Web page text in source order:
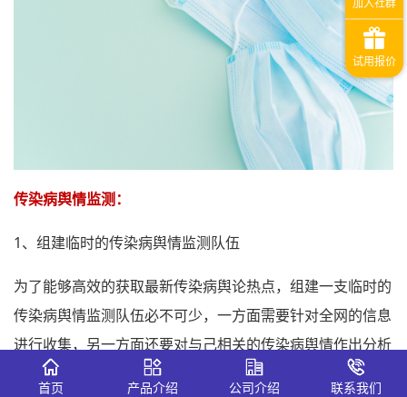
传染病舆情监测：
1、组建临时的传染病舆情监测队伍
为了能够高效的获取最新传染病舆论热点，组建一支临时的
传染病舆情监测队伍必不可少，一方面需要针对全网的信息
进行收集，另一方面还要对与己相关的传染病舆情作出分析
研判，确保不会因传染病舆论而给自身企业/单位带来负面
首页 产品介绍 公司介绍 联系我们